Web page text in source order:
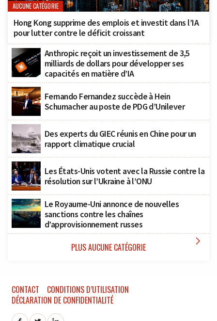
AUCUNE CATÉGORIE
Hong Kong supprime des emplois et investit dans l’IA
pour lutter contre le déficit croissant
Anthropic reçoit un investissement de 3,5
milliards de dollars pour développer ses
capacités en matière d’IA
Fernando Fernandez succède à Hein
Schumacher au poste de PDG d’Unilever
Des experts du GIEC réunis en Chine pour un
rapport climatique crucial
Les États-Unis votent avec la Russie contre la
résolution sur l’Ukraine à l’ONU
Le Royaume-Uni annonce de nouvelles
sanctions contre les chaînes
d’approvisionnement russes
PLUS AUCUNE CATÉGORIE 
CONTACT
CONDITIONS D’UTILISATION
DÉCLARATION DE CONFIDENTIALITÉ